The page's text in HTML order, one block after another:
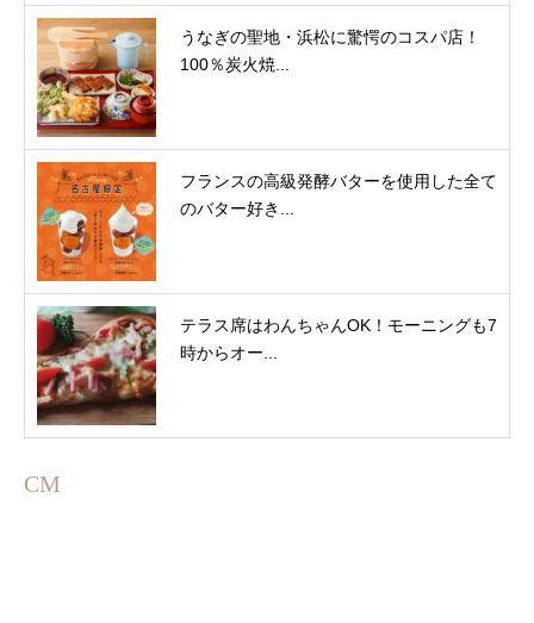
うなぎの聖地・浜松に驚愕のコスパ店！
100％炭火焼...
フランスの高級発酵バターを使用した全て
のバター好き...
テラス席はわんちゃんOK！モーニングも7
時からオー...
CM